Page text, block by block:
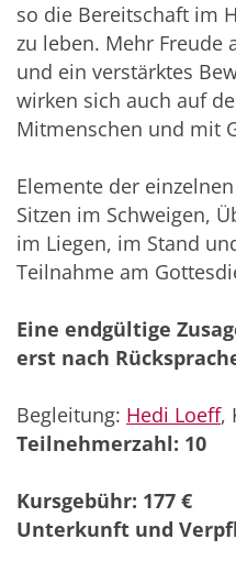
so die Bereitschaft im
zu leben. Mehr Freude
und ein verstärktes
wirken sich auch auf
Mitmenschen und mit
Elemente der
Sitzen im Schweigen,
im Liegen, im Stand
Teilnahme am
Eine endgültige
erst nach
Begleitung: Hedi Loeff,
Teilnehmerzahl: 10
Kursgebühr: 177 €
Unterkunft und